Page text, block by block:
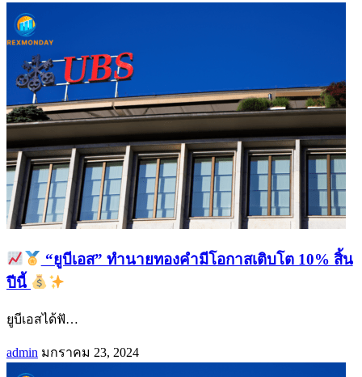
“ยูบีเอส” ทำนายทองคำมีโอกาสเติบโต 10% สิ้น
ปีนี้
ยูบีเอสได้ฟั…
admin มกราคม 23, 2024